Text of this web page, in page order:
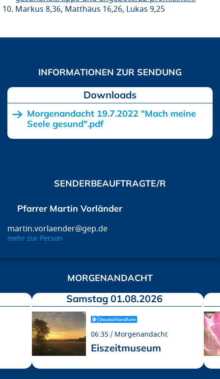
Markus 8,36, Matthäus 16,26, Lukas 9,25
Downloads
Morgenandacht 19.7.2022 "Mach meine
Seele gesund".pdf
SENDERBEAUFTRAGTE/R
Pfarrer Martin Vorländer
martin.vorlaender@gep.de
mehr zur Person
MORGENANDACHT
Samstag 01.08.2026
06:35 Morgenandacht
Eiszeitmuseum